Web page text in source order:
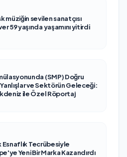
müziğin sevilen sanatçısı
59 yaşında yaşamını yitirdi
(SMP) Doğru
ve Sektörün Geleceği:
ile Özel Röportaj
Esnaflık Tecrübesiyle
Yeni Bir Marka Kazandırdı